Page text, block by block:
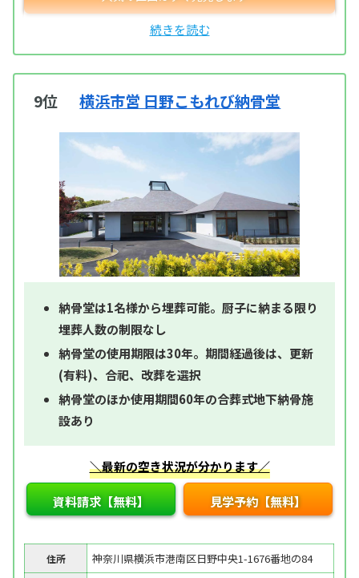
9位 横浜市営 日野こもれび納骨堂
納骨堂は1名様から埋葬可能。厨子に納まる限り
埋葬人数の制限なし
納骨堂の使用期限は30年。期間経過後は、更新
(有料)、合祀、改葬を選択
納骨堂のほか使用期間60年の合葬式地下納骨施
設あり
＼最新の空き状況が分かります／
資料請求【無料】 見学予約【無料】
住所 神奈川県横浜市港南区日野中央1-1676番地の84